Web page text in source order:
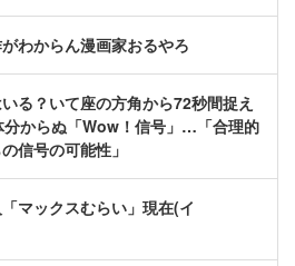
わからん漫画家おるやろ
る？いて座の方角から72秒間捉え
分からぬ「Wow！信号」…「合理的
信号の可能性」
マックスむらい」現在(イ